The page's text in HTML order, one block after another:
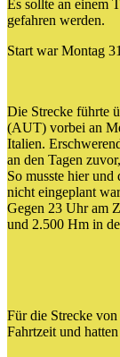
Es sollte an einem
gefahren werden.
Start war Montag
Die Strecke führte
(AUT) vorbei an
Italien.
an den Tagen
So musste hier
nicht eingeplant
Gegen 23 Uhr am
und 2.500 Hm in
Für die Strecke
Fahrtzeit und